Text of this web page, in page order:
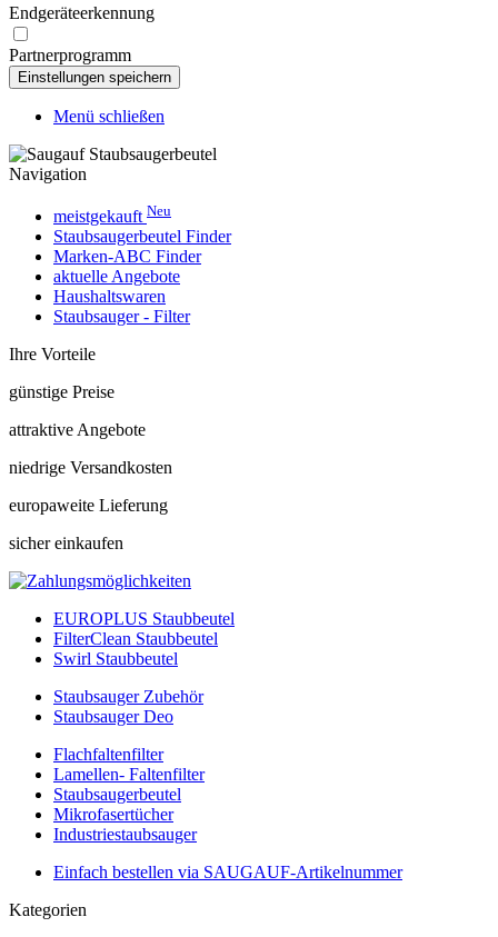
Endgeräteerkennung
Partnerprogramm
Menü schließen
Navigation
meistgekauft Neu
Staubsaugerbeutel Finder
Marken-ABC Finder
aktuelle Angebote
Haushaltswaren
Staubsauger - Filter
Ihre Vorteile
günstige Preise
attraktive Angebote
niedrige Versandkosten
europaweite Lieferung
sicher einkaufen
EUROPLUS Staubbeutel
FilterClean Staubbeutel
Swirl Staubbeutel
Staubsauger Zubehör
Staubsauger Deo
Flachfaltenfilter
Lamellen- Faltenfilter
Staubsaugerbeutel
Mikrofasertücher
Industriestaubsauger
Einfach bestellen via SAUGAUF-Artikelnummer
Kategorien